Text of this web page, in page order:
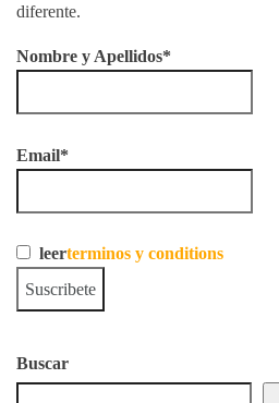
diferente.
Nombre y Apellidos*
Email*
leerterminos y conditions
Buscar